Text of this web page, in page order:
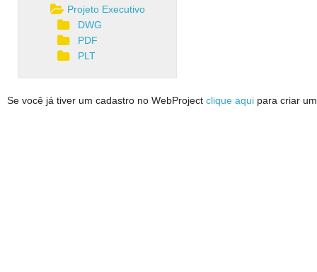
Projeto Executivo
DWG
PDF
PLT
Se você já tiver um cadastro no WebProject clique aqui para criar